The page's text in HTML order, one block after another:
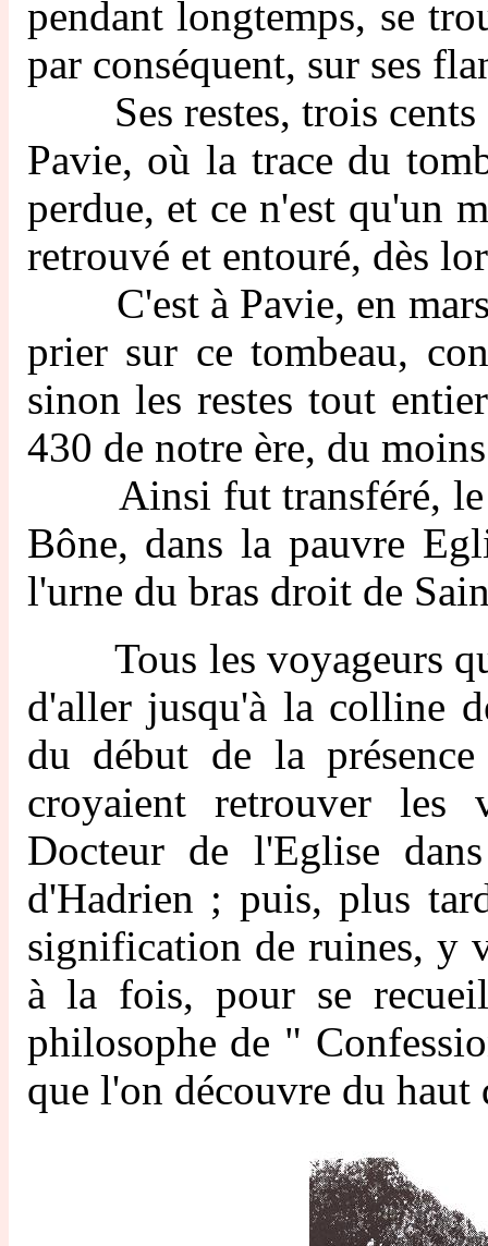
pendant longtemps, se
par conséquent, sur ses
Ses restes, trois cents
Pavie, où la trace du
perdue, et ce n'est qu'un
retrouvé et entouré, dès
C'est à Pavie, en mars
prier sur ce tombeau,
sinon les restes tout
430 de notre ère, du
Ainsi fut transféré, le
Bône, dans la pauvre
l'urne du bras droit de
Tous les voyageurs qui
d'aller jusqu'à la colline
du début de la
croyaient retrouver les
Docteur de l'Eglise
d'Hadrien ; puis, plus
signification de ruines, y
à la fois, pour se
philosophe de "
que l'on découvre du